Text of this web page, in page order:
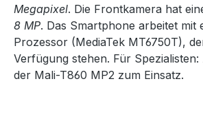
Megapixel. Die Frontkamera hat
8 MP. Das Smartphone arbeitet mit
Prozessor (MediaTek MT6750T),
Verfügung stehen. Für
der Mali-T860 MP2 zum Einsatz.